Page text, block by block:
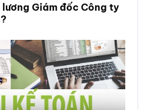
Giám đốc Công ty